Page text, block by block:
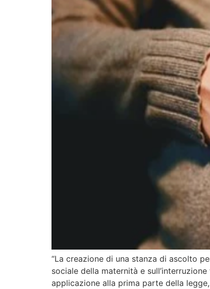
“La creazione di una stanza di ascolto
sociale della maternità e
applicazione alla prima parte della